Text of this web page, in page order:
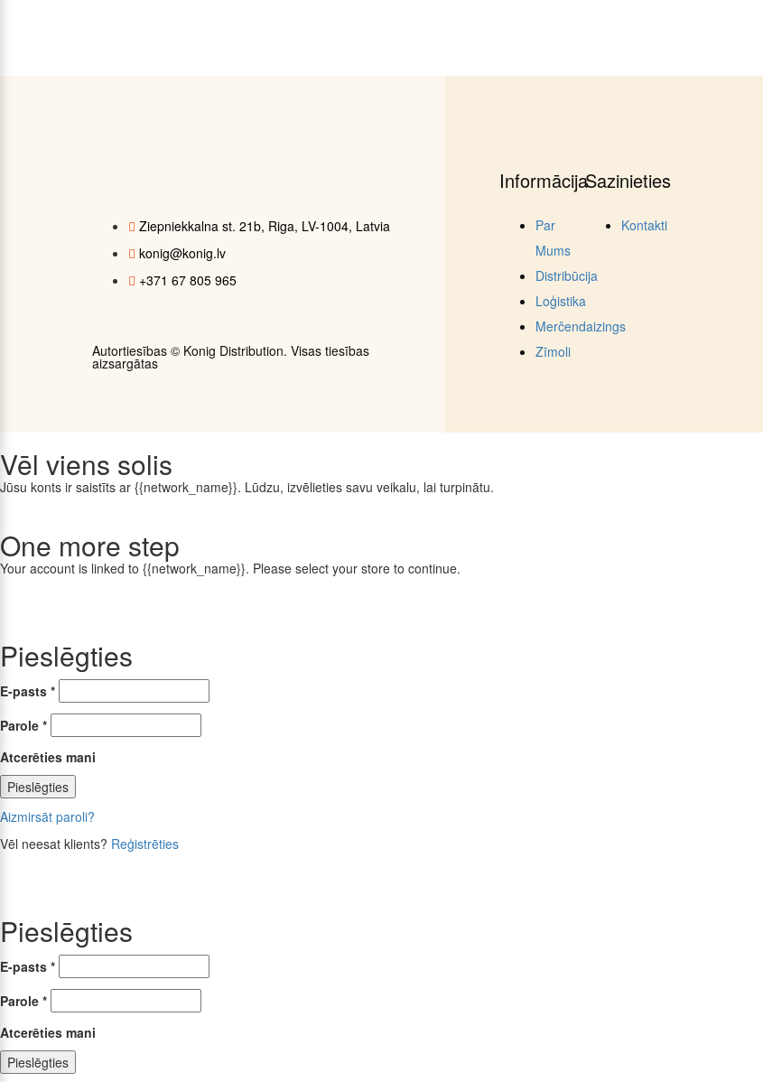
Ziepniekkalna st. 21b, Riga, LV-1004, Latvia
konig@konig.lv
+371 67 805 965
Autortiesības © Konig Distribution. Visas tiesības
aizsargātas
Informācija
Par
Mums
Distribūcija
Loģistika
Merčendaizings
Zīmoli
Sazinieties
Kontakti
Vēl viens solis
Jūsu konts ir saistīts ar {{network_name}}. Lūdzu, izvēlieties savu veikalu, lai turpinātu.
One more step
Your account is linked to {{network_name}}. Please select your store to continue.
Pieslēgties
E-pasts *
Parole *
Atcerēties mani
Pieslēgties
Aizmirsāt paroli?
Vēl neesat klients? Reģistrēties
Pieslēgties
E-pasts *
Parole *
Atcerēties mani
Pieslēgties